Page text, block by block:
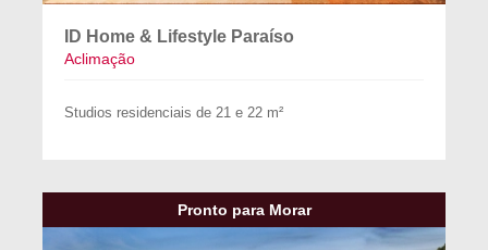
ID Home & Lifestyle Paraíso
Aclimação
Studios residenciais de 21 e 22 m²
Pronto para Morar